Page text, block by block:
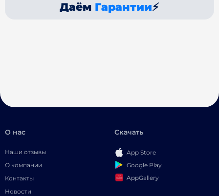
Даём Гарантии⚡
О нас
Наши отзывы
О компании
Контакты
Новости
Скачать
App Store
Google Play
AppGallery